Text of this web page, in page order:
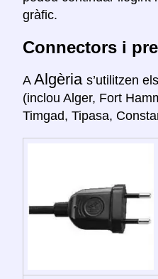
gràfic.
Connectors i
A Algèria s’utilitzen
(inclou Alger, Fort
Timgad, Tipasa,